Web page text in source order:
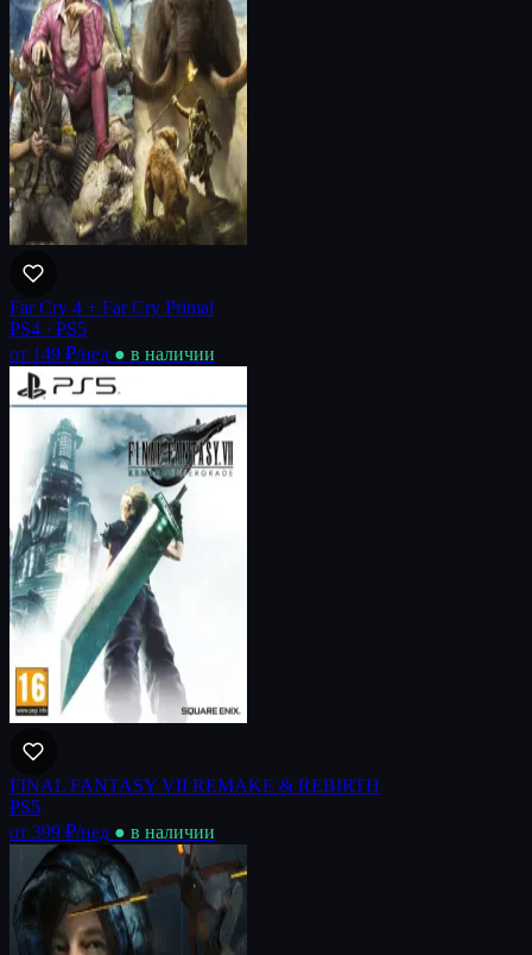
Far Cry 4 + Far Cry Primal
PS4 · PS5
от 149 ₽/нед ● в наличии
FINAL FANTASY VII REMAKE & REBIRTH
PS5
от 399 ₽/нед ● в наличии